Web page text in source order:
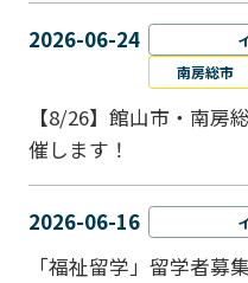
2026-06-24
南房総市
【8/26】館山市・南房
催します！
2026-06-16
「福祉留学」留学者募